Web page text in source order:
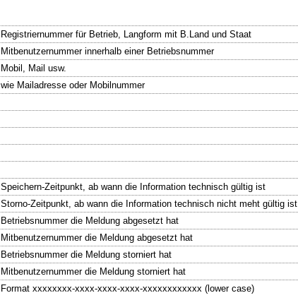
Registriernummer für Betrieb, Langform mit B.Land und Staat
Mitbenutzernummer innerhalb einer Betriebsnummer
Mobil, Mail usw.
wie Mailadresse oder Mobilnummer
Speichern-Zeitpunkt, ab wann die Information technisch gültig ist
Storno-Zeitpunkt, ab wann die Information technisch nicht meht gültig ist
Betriebsnummer die Meldung abgesetzt hat
Mitbenutzernummer die Meldung abgesetzt hat
Betriebsnummer die Meldung storniert hat
Mitbenutzernummer die Meldung storniert hat
Format xxxxxxxx-xxxx-xxxx-xxxx-xxxxxxxxxxxx (lower case)